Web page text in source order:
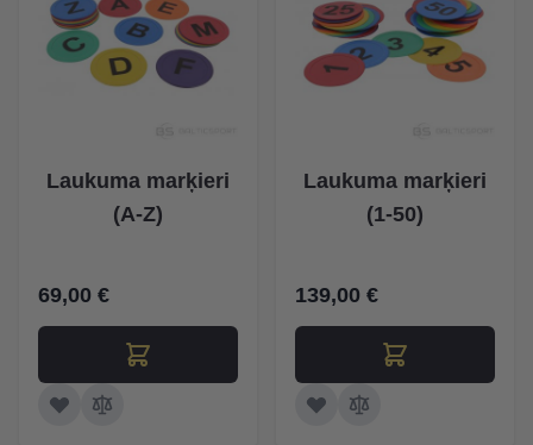
Laukuma marķieri
(A-Z)
69,00 €
Laukuma marķieri
(1-50)
139,00 €